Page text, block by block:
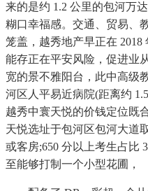
来的是约 1.2 公里的包河万
糊口幸福感。交通、贸易、
笼盖，越秀地产早正在 2018
能存正在平安风险，促进业
宽的景不雅阳台，此中高级
河区人平易近病院(距离约
越秀中寰天悦的价钱定位既
天悦选址于包河区包河大道
或客房;650 分以上考生占比
至能够打制一个小型花圃，